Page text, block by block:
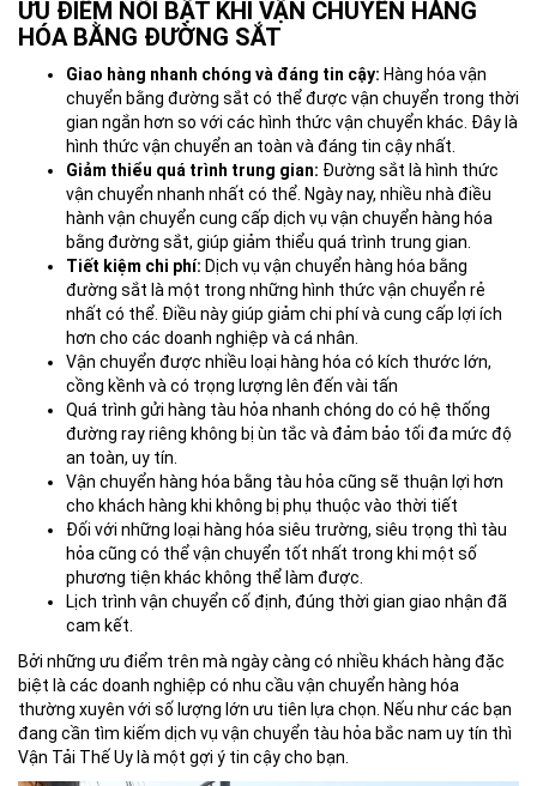
ƯU ĐIỂM NỔI BẬT KHI VẬN CHUYỂN HÀNG
HÓA BẰNG ĐƯỜNG SẮT
Giao hàng nhanh chóng và đáng tin cậy: Hàng hóa vận
chuyển bằng đường sắt có thể được vận chuyển trong thời
gian ngắn hơn so với các hình thức vận chuyển khác. Đây là
hình thức vận chuyển an toàn và đáng tin cậy nhất.
Giảm thiểu quá trình trung gian: Đường sắt là hình thức
vận chuyển nhanh nhất có thể. Ngày nay, nhiều nhà điều
hành vận chuyển cung cấp dịch vụ vận chuyển hàng hóa
bằng đường sắt, giúp giảm thiểu quá trình trung gian.
Tiết kiệm chi phí: Dịch vụ vận chuyển hàng hóa bằng
đường sắt là một trong những hình thức vận chuyển rẻ
nhất có thể. Điều này giúp giảm chi phí và cung cấp lợi ích
hơn cho các doanh nghiệp và cá nhân.
Vận chuyển được nhiều loại hàng hóa có kích thước lớn,
cồng kềnh và có trọng lượng lên đến vài tấn
Quá trình gửi hàng tàu hỏa nhanh chóng do có hệ thống
đường ray riêng không bị ùn tắc và đảm bảo tối đa mức độ
an toàn, uy tín.
Vận chuyển hàng hóa bằng tàu hỏa cũng sẽ thuận lợi hơn
cho khách hàng khi không bị phụ thuộc vào thời tiết
Đối với những loại hàng hóa siêu trường, siêu trọng thì tàu
hỏa cũng có thể vận chuyển tốt nhất trong khi một số
phương tiện khác không thể làm được.
Lịch trình vận chuyển cố định, đúng thời gian giao nhận đã
cam kết.
Bởi những ưu điểm trên mà ngày càng có nhiều khách hàng đặc
biệt là các doanh nghiệp có nhu cầu vận chuyển hàng hóa
thường xuyên với số lượng lớn ưu tiên lựa chọn. Nếu như các bạn
đang cần tìm kiếm dịch vụ vận chuyển tàu hỏa bắc nam uy tín thì
Vận Tải Thế Uy là một gợi ý tin cậy cho bạn.